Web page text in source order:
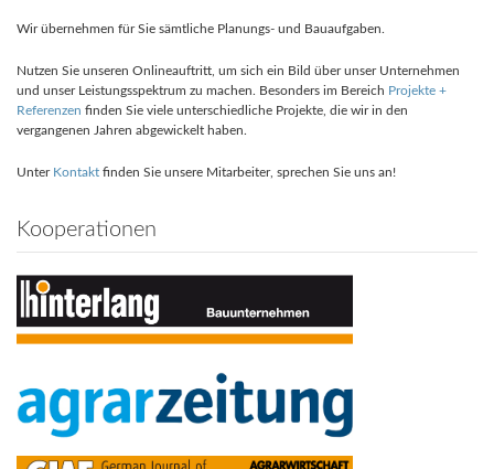
Wir übernehmen für Sie sämtliche Planungs- und Bauaufgaben.
Nutzen Sie unseren Onlineauftritt, um sich ein Bild über unser Unternehmen
und unser Leistungsspektrum zu machen. Besonders im Bereich Projekte +
Referenzen finden Sie viele unterschiedliche Projekte, die wir in den
vergangenen Jahren abgewickelt haben.
Unter Kontakt finden Sie unsere Mitarbeiter, sprechen Sie uns an!
Kooperationen